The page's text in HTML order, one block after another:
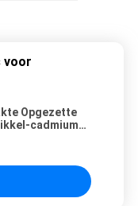
voor
Opgezette
cadmium